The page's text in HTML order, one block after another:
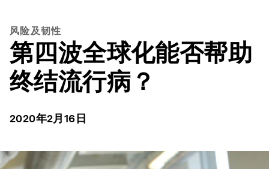
风险及韧性
第四波全球化能否帮助
终结流行病？
2020年2月16日